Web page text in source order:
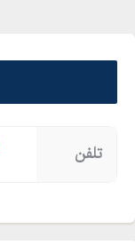
تلفن